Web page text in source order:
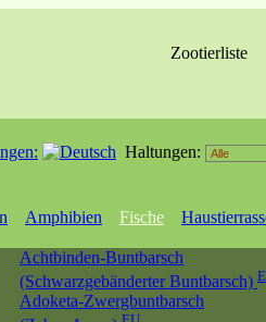
Zootierliste
Haltungen:
Amphibien Fische
Achtbinden-Buntbarsch
(Schwarzgebänderter Buntbarsch)
Adoketa-Zwergbuntbarsch